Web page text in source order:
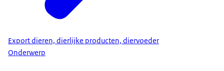
Export dieren, dierlijke producten, diervoeder
Onderwerp